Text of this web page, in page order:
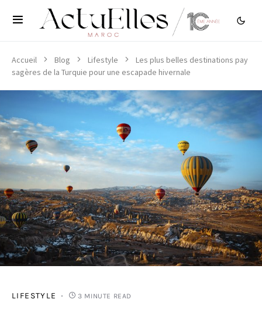
Accueil Blog Lifestyle
Les plus belles destinations pay
sagères de la Turquie pour une escapade hivernale
LIFESTYLE 3 MINUTE READ